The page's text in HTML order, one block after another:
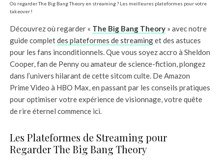
Où regarder The Big Bang Theory en streaming ? Les meilleures plateformes pour votre
takeover !
Découvrez où regarder « The Big Bang Theory » avec notre
guide completdes plateformes de streaminget des astuces
pour les fans inconditionnels. Que vous soyez accro à Sheldon
Cooper, fan de Penny ou amateur de science-fiction, plongez
dans l’univers hilarant de cette sitcom culte. De Amazon
Prime Video à HBO Max, en passant par les conseils pratiques
pour optimiser votre expérience de visionnage, votre quête
de rire éternel commence ici.
Les Plateformes de Streaming pour
Regarder The Big Bang Theory